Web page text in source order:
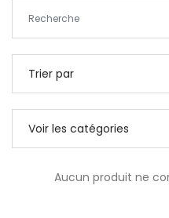
Trier par
Voir les catégories
Aucun produit ne